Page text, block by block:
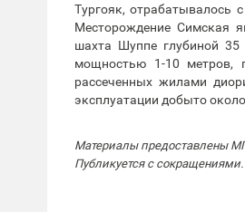
Тургояк, отрабатывалось
Месторождение Симская
шахта Шуппе глубиной
мощностью 1-10 метров,
рассеченных жилами
эксплуатации добыто
Материалы предоставлены
Публикуется с сокращениями.